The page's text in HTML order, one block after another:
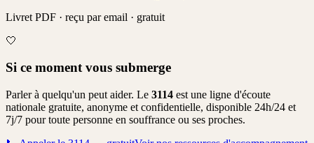
Livret PDF · reçu par email · gratuit
🤍
Si ce moment vous submerge
Parler à quelqu'un peut aider. Le 3114 est une ligne d'écoute
nationale gratuite, anonyme et confidentielle, disponible 24h/24 et
7j/7 pour toute personne en souffrance ou ses proches.